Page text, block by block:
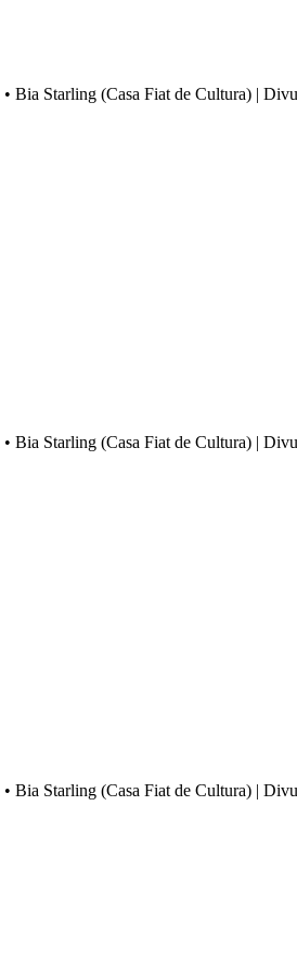
• Bia Starling (Casa Fiat de Cultura) |
• Bia Starling (Casa Fiat de Cultura) |
• Bia Starling (Casa Fiat de Cultura) |